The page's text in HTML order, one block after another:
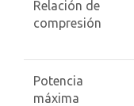
Relación de
compresión
Potencia
máxima